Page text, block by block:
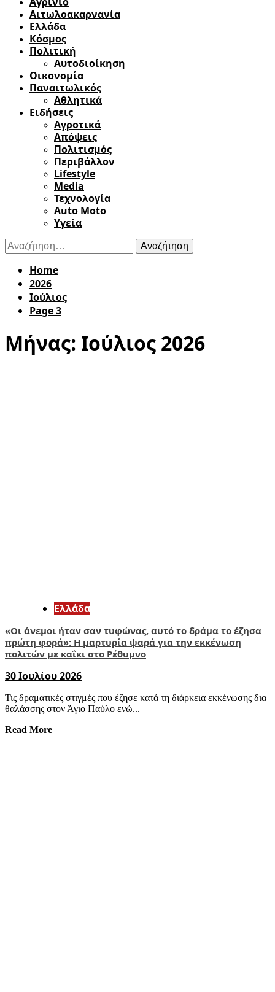
Αιτωλοακαρνανία
Ελλάδα
Κόσμος
Πολιτική
Αυτοδιοίκηση
Οικονομία
Παναιτωλικός
Αθλητικά
Ειδήσεις
Αγροτικά
Απόψεις
Πολιτισμός
Περιβάλλον
Lifestyle
Media
Τεχνολογία
Auto Moto
Υγεία
Αναζήτηση
για:
Home
2026
Ιούλιος
Page 3
Μήνας: Ιούλιος 2026
Ελλάδα
«Οι άνεμοι ήταν σαν τυφώνας, αυτό το δράμα το έζησα
πρώτη φορά»: Η μαρτυρία ψαρά για την εκκένωση
πολιτών με καΐκι στο Ρέθυμνο
30 Ιουλίου 2026
Τις δραματικές στιγμές που έζησε κατά τη διάρκεια εκκένωσης δια
θαλάσσης στον Άγιο Παύλο ενώ...
Read More